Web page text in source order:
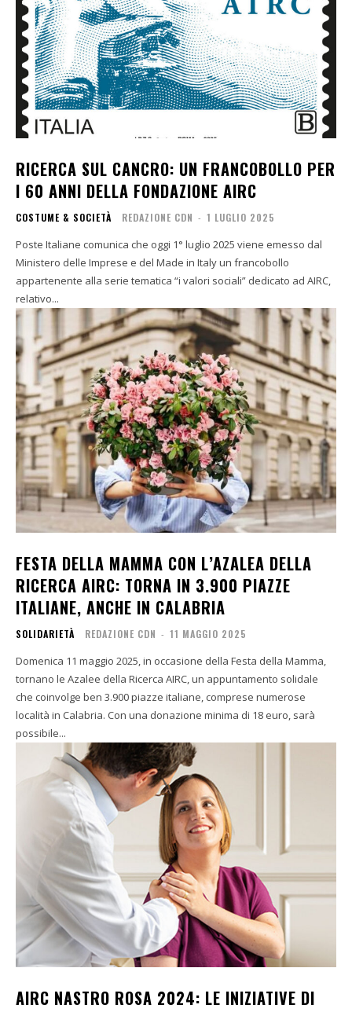
RICERCA SUL CANCRO: UN FRANCOBOLLO PER
I 60 ANNI DELLA FONDAZIONE AIRC
COSTUME & SOCIETÀ REDAZIONE CDN - 1 LUGLIO 2025
Poste Italiane comunica che oggi 1° luglio 2025 viene emesso dal
Ministero delle Imprese e del Made in Italy un francobollo
appartenente alla serie tematica “i valori sociali” dedicato ad AIRC,
relativo...
FESTA DELLA MAMMA CON L’AZALEA DELLA
RICERCA AIRC: TORNA IN 3.900 PIAZZE
ITALIANE, ANCHE IN CALABRIA
SOLIDARIETÀ REDAZIONE CDN - 11 MAGGIO 2025
Domenica 11 maggio 2025, in occasione della Festa della Mamma,
tornano le Azalee della Ricerca AIRC, un appuntamento solidale
che coinvolge ben 3.900 piazze italiane, comprese numerose
località in Calabria. Con una donazione minima di 18 euro, sarà
possibile...
AIRC NASTRO ROSA 2024: LE INIZIATIVE DI